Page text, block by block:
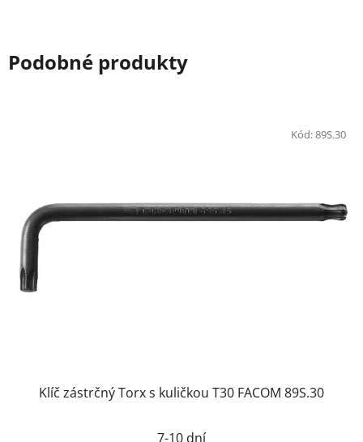
Podobné produkty
Klíč zástrčný Torx s kuličkou T30 FACOM 89S.30
7-10 dní
Kód:89S.30